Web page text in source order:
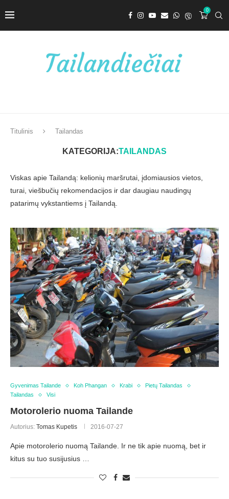
0
Titulinis Tailandas
KATEGORIJA:TAILANDAS
Viskas apie Tailandą: kelionių maršrutai, įdomiausios vietos,
turai, viešbučių rekomendacijos ir dar daugiau naudingų
patarimų vykstantiems į Tailandą.
Gyvenimas Tailande Koh Phangan Krabi
Pietų Tailandas
Tailandas
Visi
Motorolerio nuoma Tailande
Autorius: Tomas Kupetis 2016-07-27
Apie motorolerio nuomą Tailande. Ir ne tik apie nuomą, bet ir
kitus su tuo susijusius …